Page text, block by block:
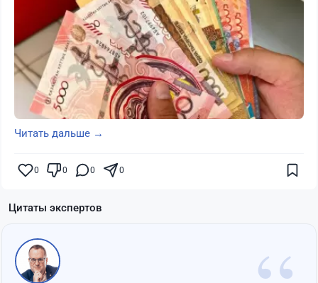
Читать дальше →
0 0 0 0
Цитаты экспертов